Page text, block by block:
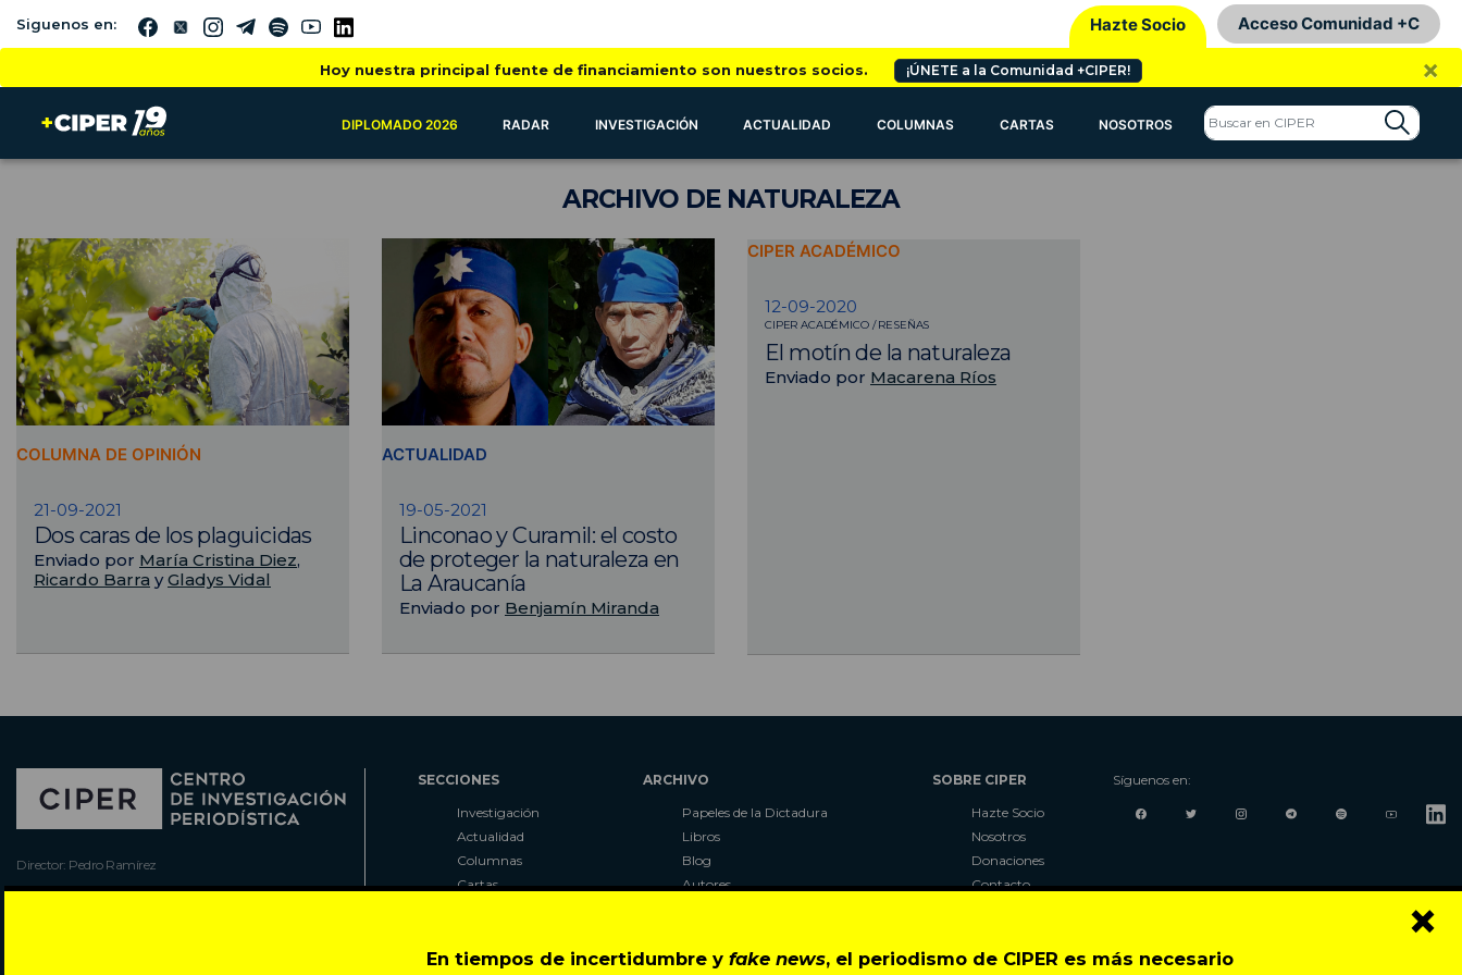
En tiempos de incertidumbre yfake news, el periodismo de CIPER es más necesario
×
Siguenos en: Hazte Socio Acceso Comunidad +C
Hoy nuestra principal fuente de financiamiento son nuestros socios. ¡ÚNETE a la Comunidad +CIPER! ×
DIPLOMADO 2026 RADAR INVESTIGACIÓN ACTUALIDAD COLUMNAS CARTAS NOSOTROS
ARCHIVODE NATURALEZA
COLUMNA DE OPINIÓN
21-09-2021
Dos caras de los plaguicidas
Enviado por María Cristina Diez,
Ricardo Barra yGladys Vidal
ACTUALIDAD
19-05-2021
Linconao y Curamil: el costo
de proteger la naturaleza en
La Araucanía
Enviado por Benjamín Miranda
CIPER ACADÉMICO
12-09-2020
CIPER ACADÉMICO / RESEÑAS
El motín de la naturaleza
Enviado por Macarena Ríos
Director: Pedro Ramírez
SECCIONES
Investigación
Actualidad
Columnas
Cartas
ARCHIVO
Papeles de la Dictadura
Libros
Blog
Autores
Al Plebiscito con CIPER
SOBRE CIPER
Hazte Socio
Nosotros
Donaciones
Contacto
Festival
Síguenos en: